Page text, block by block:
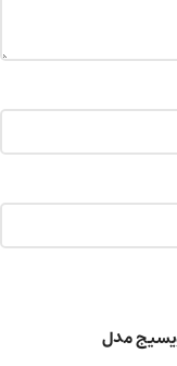
لوکس ویسیج مدل